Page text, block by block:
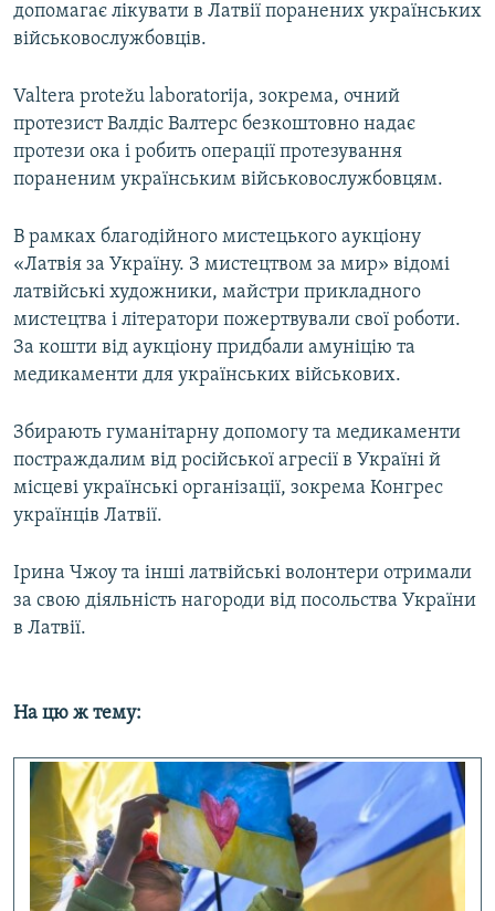
допомагає лікувати в Латвії поранених українських
військовослужбовців.
Valtera protežu laboratorija, зокрема, очний
протезист Валдіс Валтерс безкоштовно надає
протези ока і робить операції протезування
пораненим українським військовослужбовцям.
В рамках благодійного мистецького аукціону
«Латвія за Україну. З мистецтвом за мир» відомі
латвійські художники, майстри прикладного
мистецтва і літератори пожертвували свої роботи.
За кошти від аукціону придбали амуніцію та
медикаменти для українських військових.
Збирають гуманітарну допомогу та медикаменти
постраждалим від російської агресії в Україні й
місцеві українські організації, зокрема Конгрес
українців Латвії.
Ірина Чжоу та інші латвійські волонтери отримали
за свою діяльність нагороди від посольства України
в Латвії.
На цю ж тему: